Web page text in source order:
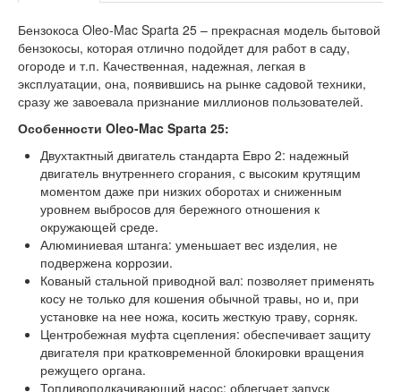
Бензокоса Oleo-Mac Sparta 25 – прекрасная модель бытовой
бензокосы, которая отлично подойдет для работ в саду,
огороде и т.п. Качественная, надежная, легкая в
эксплуатации, она, появившись на рынке садовой техники,
сразу же завоевала признание миллионов пользователей.
Особенности Oleo-Mac Sparta 25:
Двухтактный двигатель стандарта Евро 2: надежный
двигатель внутреннего сгорания, с высоким крутящим
моментом даже при низких оборотах и сниженным
уровнем выбросов для бережного отношения к
окружающей среде.
Алюминиевая штанга: уменьшает вес изделия, не
подвержена коррозии.
Кованый стальной приводной вал: позволяет применять
косу не только для кошения обычной травы, но и, при
установке на нее ножа, косить жесткую траву, сорняк.
Центробежная муфта сцепления: обеспечивает защиту
двигателя при кратковременной блокировки вращения
режущего органа.
Топливоподкачивающий насос: облегчает запуск